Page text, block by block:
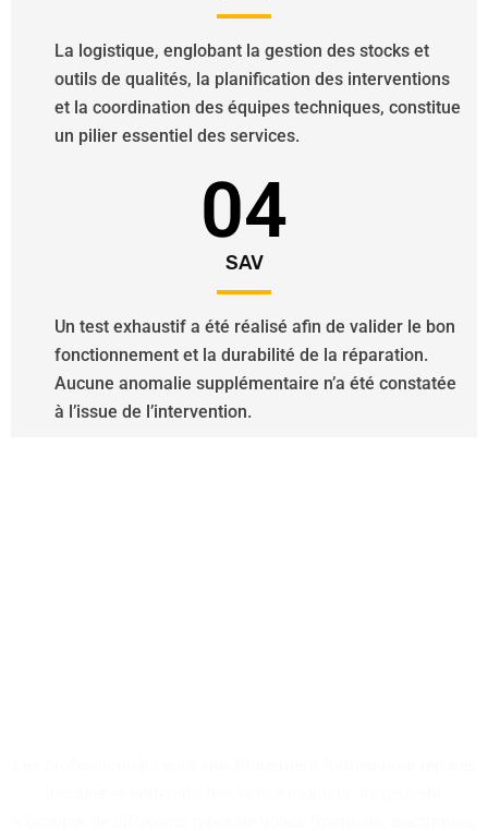
La logistique, englobant la gestion des stocks et
outils de qualités, la planification des interventions
et la coordination des équipes techniques, constitue
un pilier essentiel des services.
04
SAV
Un test exhaustif a été réalisé afin de valider le bon
fonctionnement et la durabilité de la réparation.
Aucune anomalie supplémentaire n’a été constatée
à l’issue de l’intervention.